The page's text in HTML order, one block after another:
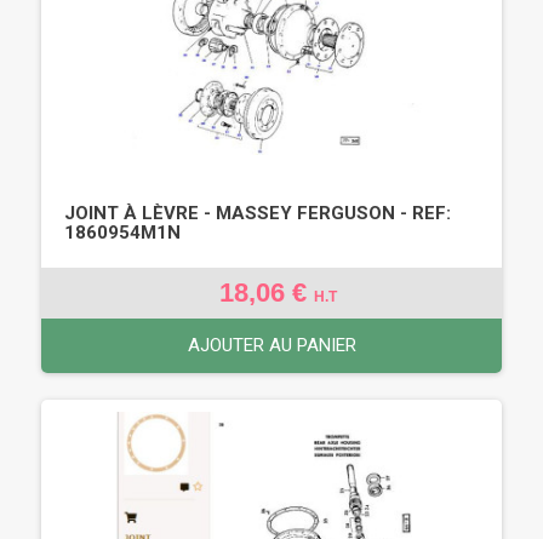
JOINT À LÈVRE - MASSEY FERGUSON - REF:
1860954M1N
18,06 € H.T
AJOUTER AU PANIER